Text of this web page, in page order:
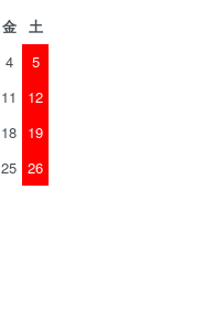
金
土
4
5
11
12
18 19
25 26